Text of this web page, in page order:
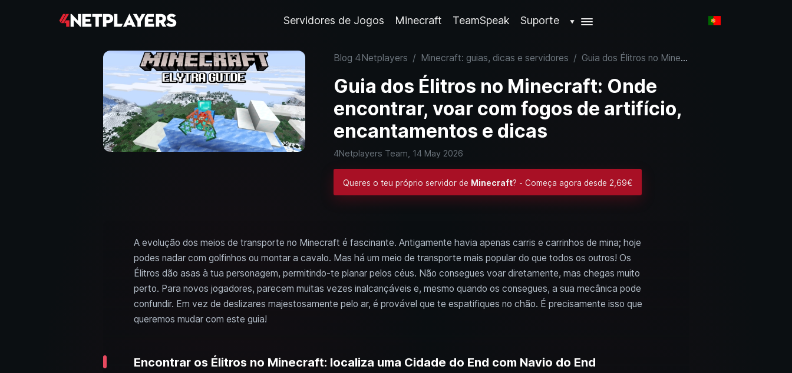
Servidores de Jogos Minecraft TeamSpeak Suporte ▼
Blog 4Netplayers / Minecraft: guias, dicas e servidores / Guia dos Élitros no Minecraft: Onde encontrar, voar com fogos de artifício, encantamentos e dicas
Guia dos Élitros no Minecraft: Onde
encontrar, voar com fogos de artifício,
encantamentos e dicas
4Netplayers Team, 14 May 2026
Queres o teu próprio servidor de Minecraft? - Começa agora desde 2,69€
A evolução dos meios de transporte no Minecraft é fascinante. Antigamente havia apenas carris e carrinhos de mina; hoje
podes nadar com golfinhos ou montar a cavalo. Mas há um meio de transporte mais popular do que todos os outros! Os
Élitros dão asas à tua personagem, permitindo-te planar pelos céus. Não consegues voar diretamente, mas chegas muito
perto. Para novos jogadores, parecem muitas vezes inalcançáveis e, mesmo quando os consegues, a sua mecânica pode
confundir. Em vez de deslizares majestosamente pelo ar, é provável que te espatifiques no chão. É precisamente isso que
queremos mudar com este guia!
Encontrar os Élitros no Minecraft: localiza uma Cidade do End com Navio do End